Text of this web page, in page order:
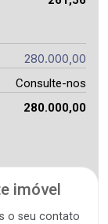
280.000,00
Consulte-nos
280.000,00
imóvel
o seu contato